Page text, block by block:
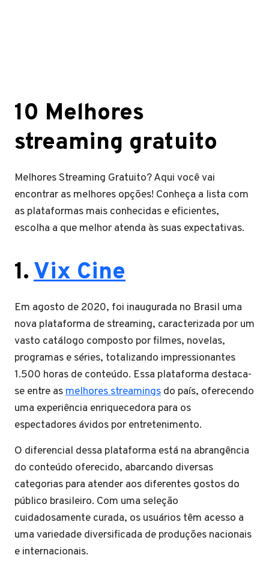
10 Melhores
streaming gratuito
Melhores Streaming Gratuito? Aqui você vai
encontrar as melhores opções! Conheça a lista com
as plataformas mais conhecidas e eficientes,
escolha a que melhor atenda às suas expectativas.
1.Vix Cine
Em agosto de 2020, foi inaugurada no Brasil uma
nova plataforma de streaming, caracterizada por um
vasto catálogo composto por filmes, novelas,
programas e séries, totalizando impressionantes
1.500 horas de conteúdo. Essa plataforma destaca-
se entre asmelhores streamings do país, oferecendo
uma experiência enriquecedora para os
espectadores ávidos por entretenimento.
O diferencial dessa plataforma está na abrangência
do conteúdo oferecido, abarcando diversas
categorias para atender aos diferentes gostos do
público brasileiro. Com uma seleção
cuidadosamente curada, os usuários têm acesso a
uma variedade diversificada de produções nacionais
e internacionais.